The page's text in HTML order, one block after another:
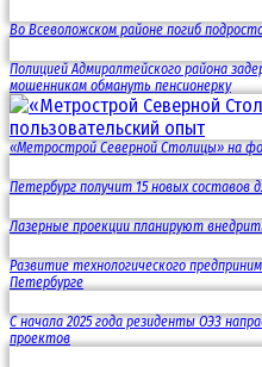
Во Всеволожском районе погиб
Полицией Адмиралтейского района
мошенникам обмануть пенсионерку
«Метрострой Северной Столицы» на
Петербург получит 15 новых составов
Лазерные проекции планируют
Развитие технологического
Петербурге
С начала 2025 года резиденты ОЭЗ
проектов